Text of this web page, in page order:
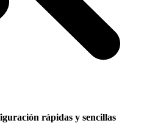
rápidas y sencillas